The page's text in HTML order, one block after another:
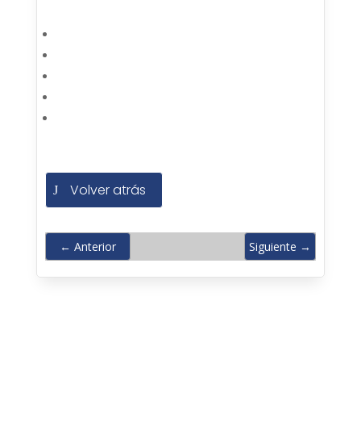
Volver atrás
← Anterior Siguiente →